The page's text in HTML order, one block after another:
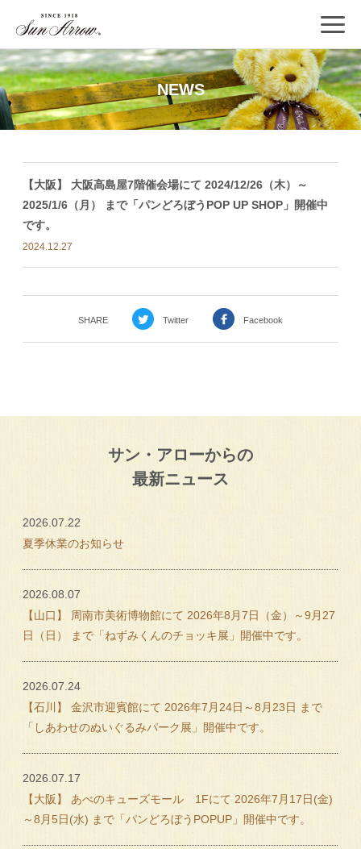
NEWS
【大阪】 大阪高島屋7階催会場にて 2024/12/26（木）～
2025/1/6（月） まで「パンどろぼうPOP UP SHOP」開催中
です。
2024.12.27
SHARE Twitter Facebook
サン・アローからの
最新ニュース
2026.07.22
夏季休業のお知らせ
2026.08.07
【山口】 周南市美術博物館にて 2026年8月7日（金）～9月27
日（日） まで「ねずみくんのチョッキ展」開催中です。
2026.07.24
【石川】 金沢市迎賓館にて 2026年7月24日～8月23日 まで
「しあわせのぬいぐるみパーク展」開催中です。
2026.07.17
【大阪】 あべのキューズモール 1Fにて 2026年7月17日(金)
～8月5日(水) まで「パンどろぼうPOPUP」開催中です。